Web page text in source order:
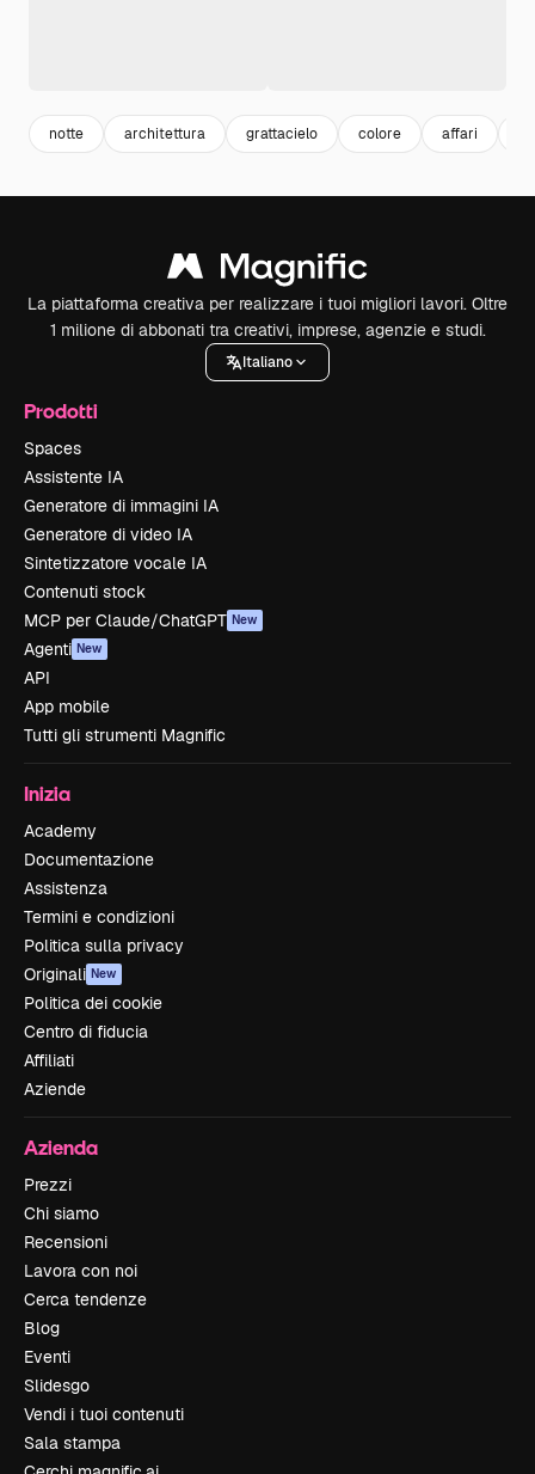
notte architettura grattacielo colore affari
La piattaforma creativa per realizzare i tuoi migliori lavori. Oltre
1 milione di abbonati tra creativi, imprese, agenzie e studi.
Italiano
Prodotti
Spaces
Assistente IA
Generatore di immagini IA
Generatore di video IA
Sintetizzatore vocale IA
Contenuti stock
MCP per Claude/ChatGPT New
Agenti New
API
App mobile
Tutti gli strumenti Magnific
Inizia
Academy
Documentazione
Assistenza
Termini e condizioni
Politica sulla privacy
Originali New
Politica dei cookie
Centro di fiducia
Affiliati
Aziende
Azienda
Prezzi
Chi siamo
Recensioni
Lavora con noi
Cerca tendenze
Blog
Eventi
Slidesgo
Vendi i tuoi contenuti
Sala stampa